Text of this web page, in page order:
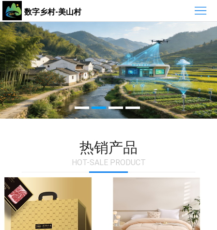
数字乡村-美山村
首
页
最
新
资
讯
组
织
介
绍
热
销
产
热销产品
HOT-SALE PRODUCT